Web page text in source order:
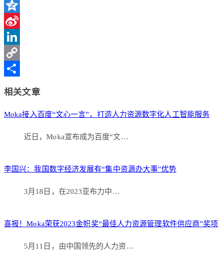
WeChat
Qzone
Sina
Weibo
LinkedIn
Copy
相关文章
Moka接入百度“文心一言”，打造人力资源数字化人工智能服务
近日，Moka宣布成为百度“文…
李国兴：我国数字经济发展有“集中资源办大事”优势
3月18日，在2023亚布力中…
喜报！Moka荣获2023金帜奖“最佳人力资源管理软件供应商”奖项
5月11日，由中国领先的人力资…